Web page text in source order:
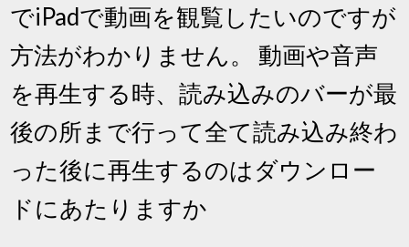
でiPadで動画を観覧したいのですが
方法がわかりません。 動画や音声
を再生する時、読み込みのバーが最
後の所まで行って全て読み込み終わ
った後に再生するのはダウンロー
ドにあたりますか